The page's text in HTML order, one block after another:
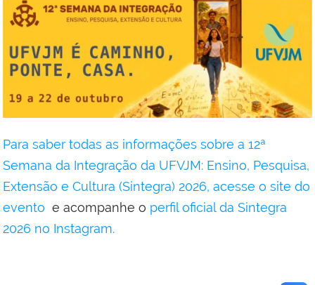
Para saber todas as informações sobre a 12ª
Semana da Integração da UFVJM: Ensino, Pesquisa,
Extensão e Cultura (Sintegra) 2026, acesse o site do
evento e acompanhe o perfil oficial da Sintegra
2026 no Instagram.